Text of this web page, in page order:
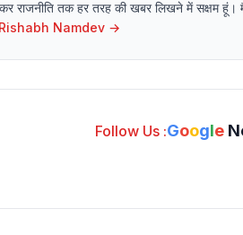
तक हर तरह की खबर लिखने में सक्षम हूं।
Rishabh Namdev →
Follow Us :Google